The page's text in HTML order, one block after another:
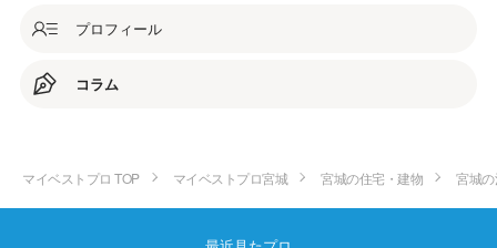
プロフィール
コラム
マイベストプロ TOP マイベストプロ宮城 宮城の住宅・建物 宮城